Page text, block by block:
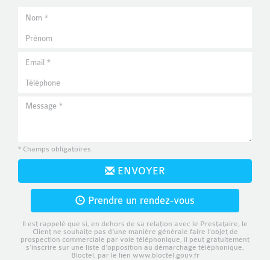
* Champs obligatoires
ENVOYER
Prendre un rendez-vous
Il est rappelé que si, en dehors de sa relation avec le Prestataire, le
Client ne souhaite pas d’une manière générale faire l’objet de
prospection commerciale par voie téléphonique, il peut gratuitement
s’inscrire sur une liste d’opposition au démarchage téléphonique,
Bloctel, par le lien www.bloctel.gouv.fr